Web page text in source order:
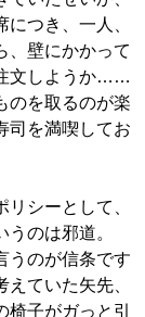
つき、一人、
、壁にかかって
文しようか……
のを取るのが楽
司を満喫してお
シーとして、
のは邪道。
うのが信条です
ていた矢先、
子がガっと引